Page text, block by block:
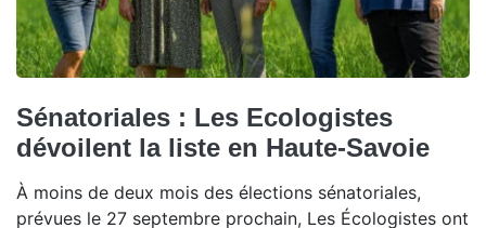
Sénatoriales : Les Ecologistes
dévoilent la liste en Haute-Savoie
À moins de deux mois des élections sénatoriales,
prévues le 27 septembre prochain, Les Écologistes ont